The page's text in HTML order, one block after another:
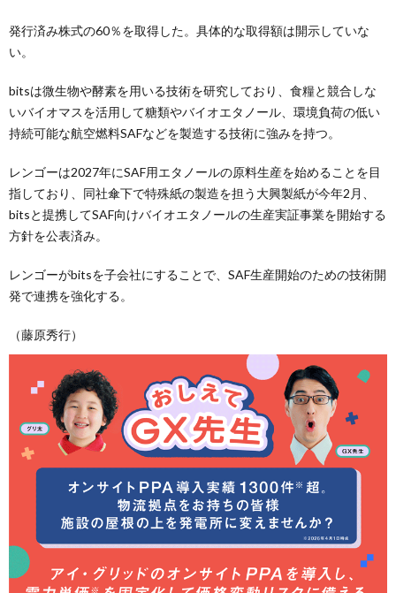
発行済み株式の60％を取得した。具体的な取得額は開示していな
い。
bitsは微生物や酵素を用いる技術を研究しており、食糧と競合しな
いバイオマスを活用して糖類やバイオエタノール、環境負荷の低い
持続可能な航空燃料SAFなどを製造する技術に強みを持つ。
レンゴーは2027年にSAF用エタノールの原料生産を始めることを目
指しており、同社傘下で特殊紙の製造を担う大興製紙が今年2月、
bitsと提携してSAF向けバイオエタノールの生産実証事業を開始する
方針を公表済み。
レンゴーがbitsを子会社にすることで、SAF生産開始のための技術開
発で連携を強化する。
（藤原秀行）